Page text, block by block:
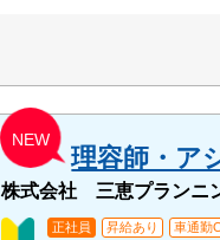
NEW
理容師・ア
株式会社 三恵プランニ
正社員 昇給あり 車通勤